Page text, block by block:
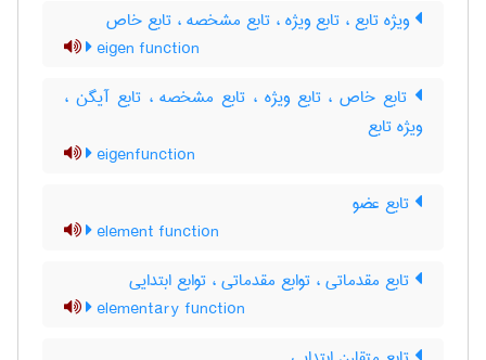
ویژه تابع ، تابع ویژه ، تابع مشخصه ، تابع خاص
eigen function
تابع خاص ، تابع ویژه ، تابع مشخصه ، تابع آیگن ،
ویژه تابع
eigenfunction
تابع عضو
element function
تابع مقدماتی ، توابع مقدماتی ، توابع ابتدایی
elementary function